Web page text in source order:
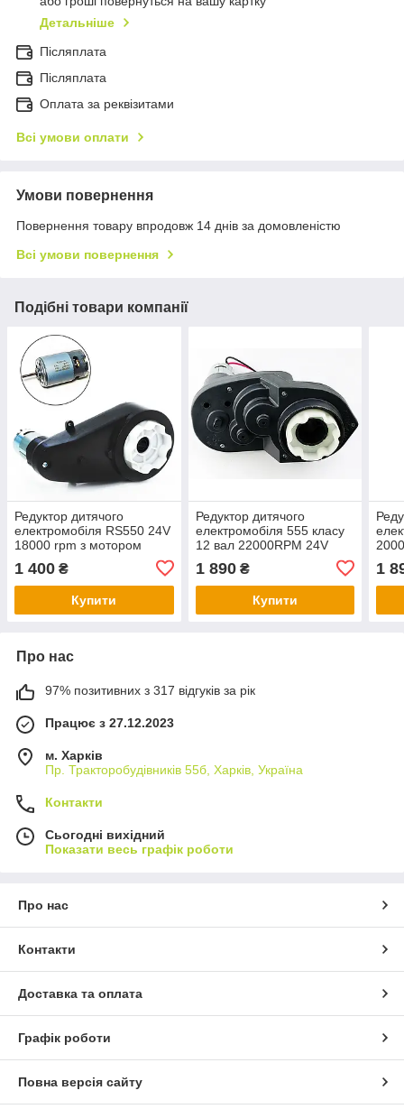
Детальніше
Післяплата
Пiсляплата
Оплата за реквізитами
Всі умови оплати
Умови повернення
Повернення товару впродовж 14 днів за домовленістю
Всі умови повернення
Подібні товари компанії
Редуктор дитячого
електромобіля RS550 24V
18000 rpm з мотором
1 400 ₴
Купити
Редуктор дитячого
електромобіля 555 класу
12 вал 22000RPM 24V
1 890₴
Купити
1
Про нас
97% позитивних з 317 відгуків за рік
Працює з 27.12.2023
м. Харків
Пр. Тракторобудiвникiв 55б, Харків, Україна
Контакти
Сьогодні вихідний
Показати весь графік роботи
Про нас
Контакти
Доставка та оплата
Графік роботи
Повна версія сайту